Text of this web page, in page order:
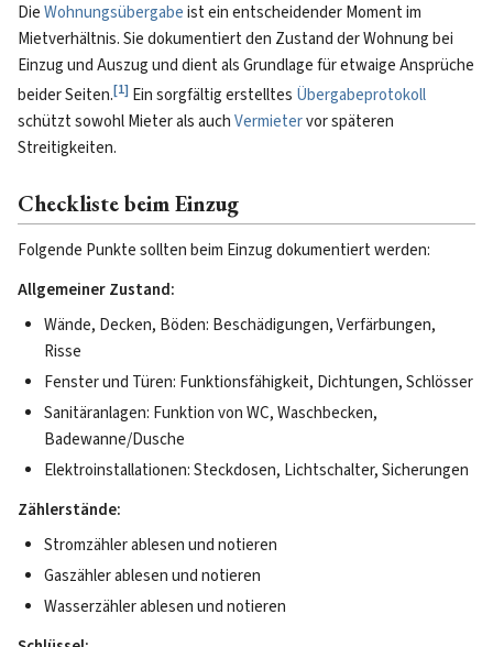
DieWohnungsübergabeist ein entscheidender Moment im
Mietverhältnis. Sie dokumentiert den Zustand der Wohnung bei
Einzug und Auszug und dient als Grundlage für etwaige Ansprüche
beider Seiten.[1] Ein sorgfältig erstelltes Übergabeprotokoll
schützt sowohl Mieter als auchVermietervor späteren
Streitigkeiten.
Checkliste beim Einzug
Folgende Punkte sollten beim Einzug dokumentiert werden:
Allgemeiner Zustand:
Wände, Decken, Böden: Beschädigungen, Verfärbungen,
Risse
Fenster und Türen: Funktionsfähigkeit, Dichtungen, Schlösser
Sanitäranlagen: Funktion von WC, Waschbecken,
Badewanne/Dusche
Elektroinstallationen: Steckdosen, Lichtschalter, Sicherungen
Zählerstände:
Stromzähler ablesen und notieren
Gaszähler ablesen und notieren
Wasserzähler ablesen und notieren